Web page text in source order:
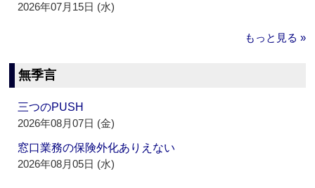
2026年07月15日 (水)
もっと見る »
無季言
三つのPUSH
2026年08月07日 (金)
窓口業務の保険外化ありえない
2026年08月05日 (水)